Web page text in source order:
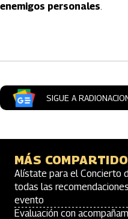
enemigos personales.
SIGUE A
MÁS COMPARTIDO
Alístate para el Concierto
todas las
evento
Evaluación con